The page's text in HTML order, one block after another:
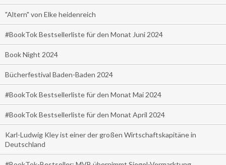
"Altern" von Elke heidenreich
#BookTok Bestsellerliste für den Monat Juni 2024
Book Night 2024
Bücherfestival Baden-Baden 2024
#BookTok Bestsellerliste für den Monat Mai 2024
#BookTok Bestsellerliste für den Monat April 2024
Karl-Ludwig Kley ist einer der großen Wirtschaftskapitäne in
Deutschland